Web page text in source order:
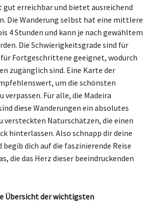
gut erreichbar und bietet ausreichend
Die Wanderung selbst hat eine mittlere
4 Stunden und kann je nach gewähltem
Die Schwierigkeitsgrade sind für
Fortgeschrittene geeignet, wodurch
zugänglich sind. Eine Karte der
um die schönsten
Für alle, die Madeira
diese Wanderungen ein absolutes
versteckten Naturschätzen, die einen
hinterlassen. Also schnapp dir deine
begib dich auf die faszinierende Reise
die das Herz dieser beeindruckenden
Übersicht der wichtigsten